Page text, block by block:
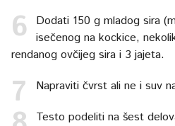
Dodati 150 g mladog sira
isečenog na kockice,
rendanog ovčijeg sira i 3 jajeta.
Napraviti čvrst ali ne i suv
Testo podeliti na šest